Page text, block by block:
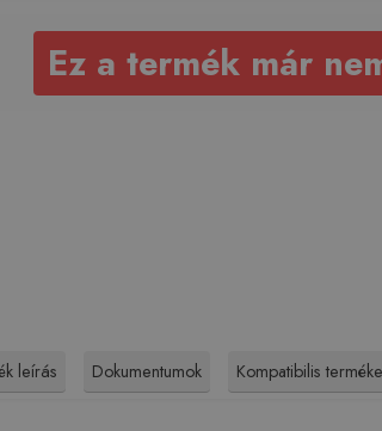
Ez a termék már
leírás Dokumentumok Kompatibilis